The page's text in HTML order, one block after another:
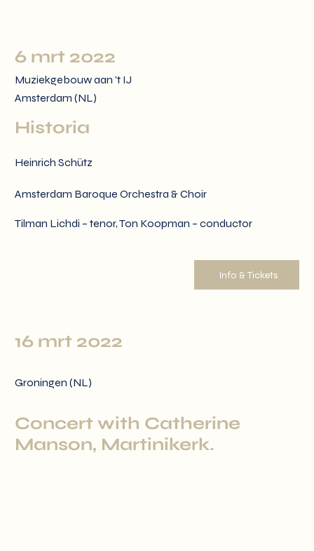
6 mrt 2022
Muziekgebouw aan 't IJ
Amsterdam (NL)
Historia
Heinrich Schütz
Amsterdam Baroque Orchestra & Choir
Tilman Lichdi – tenor, Ton Koopman – conductor
Info & Tickets
16 mrt 2022
Groningen (NL)
Concert with Catherine
Manson, Martinikerk.